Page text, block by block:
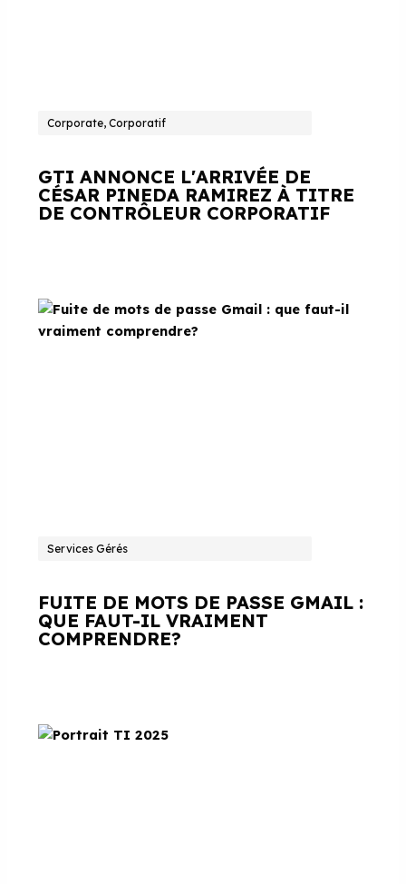
Corporate, Corporatif
GTI ANNONCE L'ARRIVÉE DE
CÉSAR PINEDA RAMIREZ À TITRE
DE CONTRÔLEUR CORPORATIF
Services Gérés
FUITE DE MOTS DE PASSE GMAIL :
QUE FAUT-IL VRAIMENT
COMPRENDRE?